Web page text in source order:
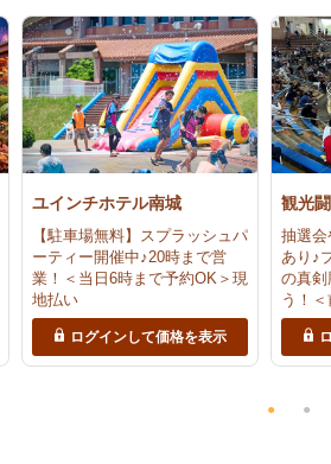
ユインチホテル南城
【駐車場無料】スプラッシュパ
ーティー開催中♪20時まで営
業！＜当日6時まで予約OK＞現
地払い
ログインして価格を表示
観光
抽選会
あり♪
の真剣
う！